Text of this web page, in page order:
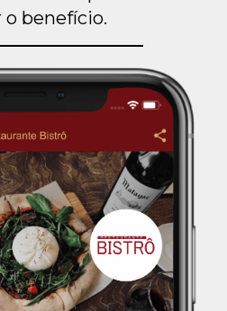
o benefício.